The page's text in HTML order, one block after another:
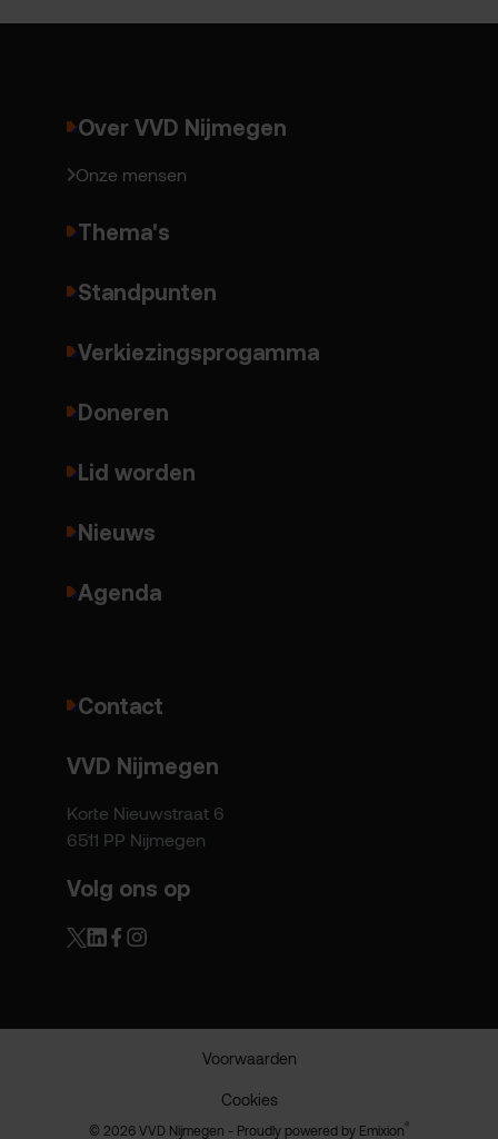
Over VVD Nijmegen
Onze mensen
Thema's
Standpunten
Verkiezingsprogamma
Doneren
Lid worden
Nieuws
Agenda
Contact
VVD Nijmegen
Korte Nieuwstraat 6
6511 PP Nijmegen
Volg ons op
© 2026 VVD Nijmegen - Proudly powered by Emixion®
Voorwaarden
Cookies